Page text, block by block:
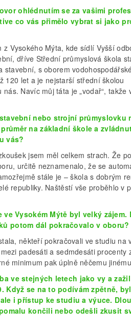
ohlédnutím se za vašimi
co vás přimělo vybrat si jako
Vysokého Mýta, kde sídlí Vyšší
dříve Střední průmyslová škola
s oborem
120 let a je nejstarší střední školou
Navíc můj táta je „vodař“, takže
nebo strojní průmyslovku
na základní škole a
vás?
jsem měl celkem strach. Že
určitě neznamenalo, že se
stále je – škola s dobrým
republiky. Naštěstí vše proběhlo v
Vysokém Mýtě byl velký zájem.
potom dál pokračovalo v oboru?
někteří pokračovali ve studiu na
padesáti a sedmdesáti procenty
minimum pak úplně něčemu
ve stejných letech jako vy a
Když se na to podívám zpětně,
i přístup ke studiu a výuce.
končili nebo odešli zkusit